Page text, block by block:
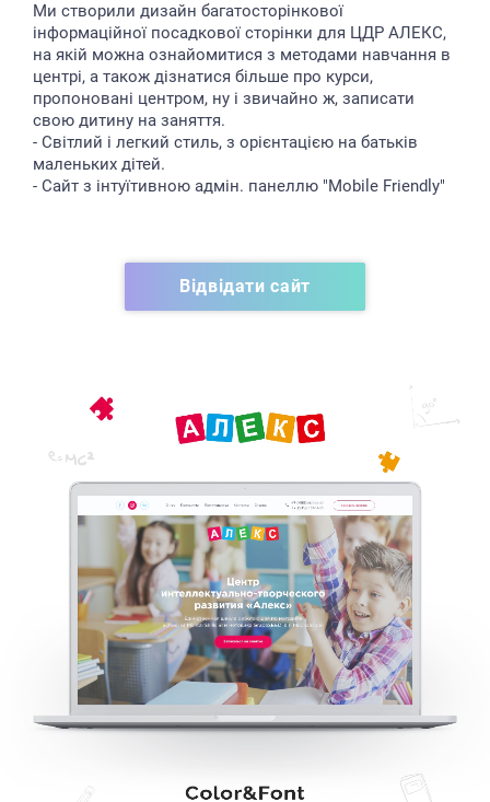
Ми створили дизайн багатосторінкової
інформаційної посадкової сторінки для ЦДР АЛЕКС,
на якій можна ознайомитися з методами навчання в
центрі, а також дізнатися більше про курси,
пропоновані центром, ну і звичайно ж, записати
свою дитину на заняття.
- Світлий і легкий стиль, з орієнтацією на батьків
маленьких дітей.
- Сайт з інтуїтивною адмін. панеллю "Mobile Friendly"
Відвідати сайт